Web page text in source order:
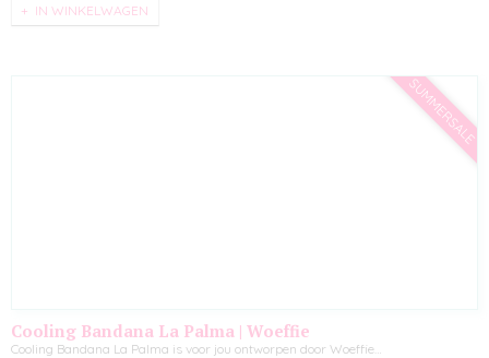
IN WINKELWAGEN
SUMMERSALE
Cooling Bandana La Palma | Woeffie
Cooling Bandana La Palma is voor jou ontworpen door Woeffie…